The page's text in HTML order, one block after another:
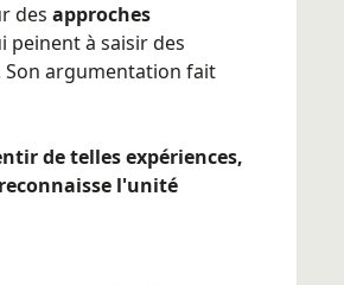
des approches
peinent à saisir des
Son argumentation fait
de telles expériences,
l'unité